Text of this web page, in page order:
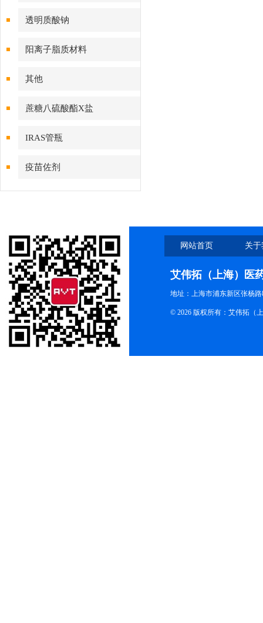
透明质酸钠
阳离子脂质材料
其他
蔗糖八硫酸酯X盐
IRAS管瓶
疫苗佐剂
网站首页 关
艾伟拓（上海）医
地址：上海市浦东新区张杨
© 2026 版权所有：艾伟拓（